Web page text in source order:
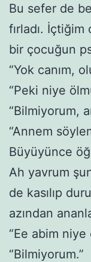
Bu sefer de
fırladı. İçtiğim
bir çocuğun
“Yok canım,
“Peki niye
“Bilmiyorum,
“Annem
Büyüyünce
Ah yavrum
de kasılıp
azından
“Ee abim niye
“Bilmiyorum.”